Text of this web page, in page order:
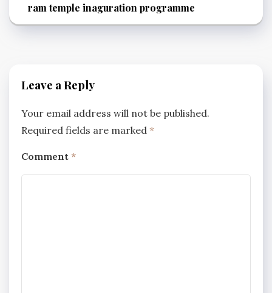
ram temple inaguration programme
Leave a Reply
Your email address will not be published.
Required fields are marked *
Comment *